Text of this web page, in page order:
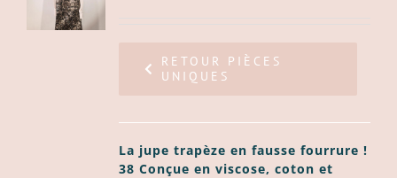
RETOUR PIÈCES
UNIQUES
La jupe trapèze en fausse fourrure !
38 Conçue en viscose, coton et